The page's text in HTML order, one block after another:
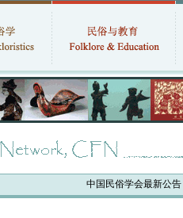
中国民俗学会最新公告：